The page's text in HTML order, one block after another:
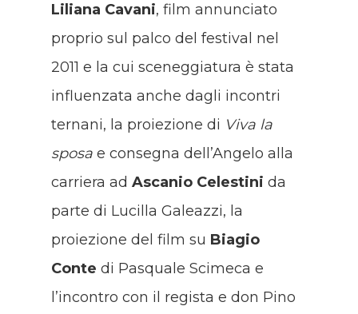
Liliana Cavani, film annunciato
proprio sul palco del festival nel
2011 e la cui sceneggiatura è stata
influenzata anche dagli incontri
ternani, la proiezione di Viva la
sposa e consegna dell’Angelo alla
carriera ad Ascanio Celestini da
parte di Lucilla Galeazzi, la
proiezione del film su Biagio
Conte di Pasquale Scimeca e
l’incontro con il regista e don Pino